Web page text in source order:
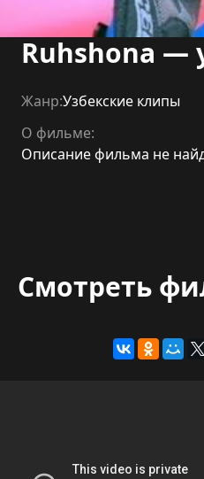
Ruhshona —
Жанр:Узбекские клипы
О фильме:
Описание фильма не
Смотреть